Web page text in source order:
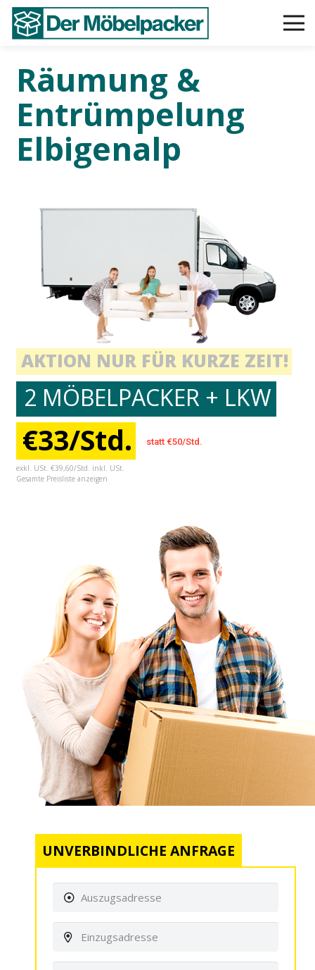
Räumung &
Entrümpelung
Elbigenalp
2 MÖBELPACKER + LKW
statt €50/Std.
€33/Std.
AKTION NUR FÜR KURZE ZEIT!
exkl. USt. €39,60/Std. inkl. USt.
Gesamte Preisliste anzeigen
UNVERBINDLICHE ANFRAGE